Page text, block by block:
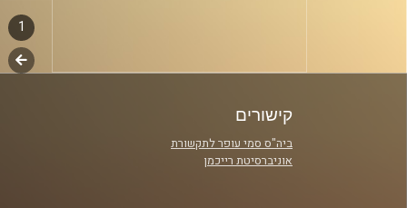
סגירה
1
לשלב
קישורים
ביה"ס סמי עופר לתקשורת
אוניברסיטת רייכמן